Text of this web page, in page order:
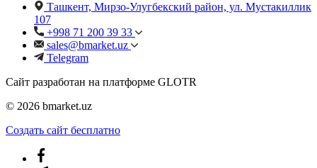
Ташкент, Мирзо-Улугбекский район, ул. Мустакиллик
107
+998 71 200 39 33
sales@bmarket.uz
Telegram
Сайт разработан на платформе GLOTR
© 2026 bmarket.uz
Создать cайт бесплатно